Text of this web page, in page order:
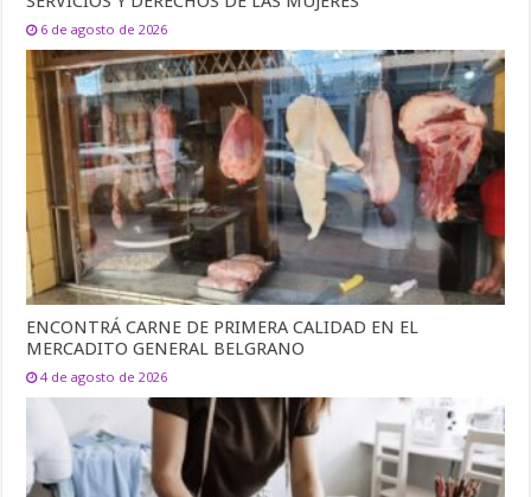
6 de agosto de 2026
ENCONTRÁ CARNE DE PRIMERA CALIDAD EN EL
MERCADITO GENERAL BELGRANO
4 de agosto de 2026